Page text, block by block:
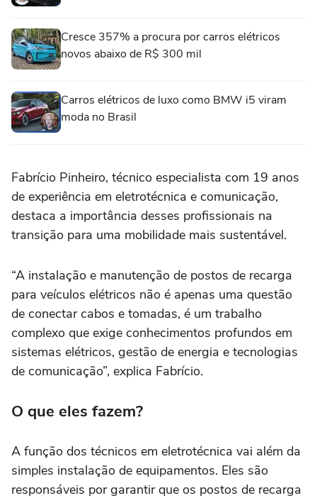
Cresce 357% a procura por carros elétricos
novos abaixo de R$ 300 mil
Carros elétricos de luxo como BMW i5 viram
moda no Brasil
Fabrício Pinheiro, técnico especialista com 19 anos
de experiência em eletrotécnica e comunicação,
destaca a importância desses profissionais na
transição para uma mobilidade mais sustentável.
“A instalação e manutenção de postos de recarga
para veículos elétricos não é apenas uma questão
de conectar cabos e tomadas, é um trabalho
complexo que exige conhecimentos profundos em
sistemas elétricos, gestão de energia e tecnologias
de comunicação”, explica Fabrício.
O que eles fazem?
A função dos técnicos em eletrotécnica vai além da
simples instalação de equipamentos. Eles são
responsáveis por garantir que os postos de recarga